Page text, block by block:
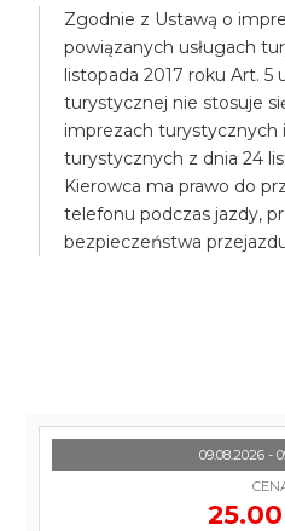
Zgodnie z Ustawą o
powiązanych usługach
listopada 2017 roku Art. 5
turystycznej nie stosuje
imprezach turystycznych
turystycznych z dnia 24
Kierowca ma prawo do
telefonu podczas jazdy,
bezpieczeństwa
09.08.2026 -
25.00